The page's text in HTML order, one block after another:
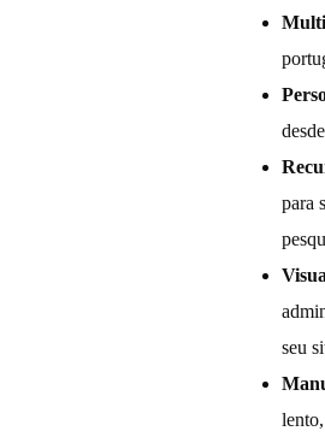
B
o
x
para
seu